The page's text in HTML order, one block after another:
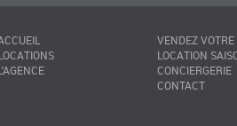
VENDEZ VOTRE
LOCATION
CONCIERGERIE
CONTACT